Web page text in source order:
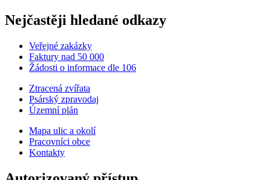
Nejčastěji hledané odkazy
Veřejné zakázky
Faktury nad 50 000
Žádosti o informace dle 106
Ztracená zvířata
Psárský zpravodaj
Územní plán
Mapa ulic a okolí
Pracovníci obce
Kontakty